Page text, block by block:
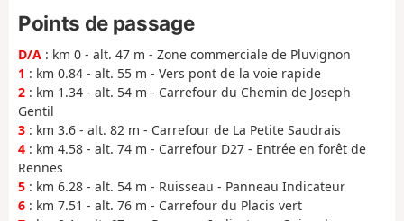
Points de passage
D/A : km 0 - alt. 47 m - Zone commerciale de Pluvignon
1 : km 0.84 - alt. 55 m - Vers pont de la voie rapide
2 : km 1.34 - alt. 54 m - Carrefour du Chemin de Joseph
Gentil
3 : km 3.6 - alt. 82 m - Carrefour de La Petite Saudrais
4 : km 4.58 - alt. 74 m - Carrefour D27 - Entrée en forêt de
Rennes
5 : km 6.28 - alt. 54 m - Ruisseau - Panneau Indicateur
6 : km 7.51 - alt. 76 m - Carrefour du Placis vert